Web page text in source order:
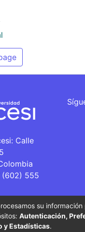
Calle
(602) 555
Icesi es una
su
Autenticación,
y Estadísticas.